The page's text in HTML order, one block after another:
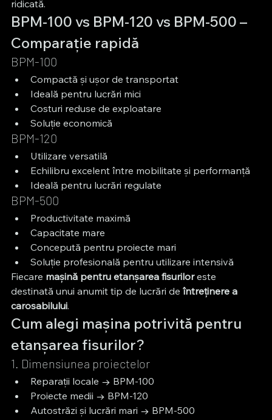
ridicată.
BPM-100 vs BPM-120 vs BPM-500 –
Comparație rapidă
BPM-100
Compactă și ușor de transportat
Ideală pentru lucrări mici
Costuri reduse de exploatare
Soluție economică
BPM-120
Utilizare versatilă
Echilibru excelent între mobilitate și performanță
Ideală pentru lucrări regulate
BPM-500
Productivitate maximă
Capacitate mare
Concepută pentru proiecte mari
Soluție profesională pentru utilizare intensivă
Fiecare mașină pentru etanșarea fisurilor este
destinată unui anumit tip de lucrări de întreținere a
carosabilului.
Cum alegi mașina potrivită pentru
etanșarea fisurilor?
1. Dimensiunea proiectelor
Reparații locale → BPM-100
Proiecte medii → BPM-120
Autostrăzi și lucrări mari → BPM-500